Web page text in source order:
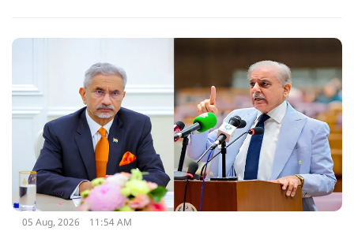
वीजा का समय-समय पर नवीनीकरण कराते हैं.
05 Aug, 2026 11:54 AM